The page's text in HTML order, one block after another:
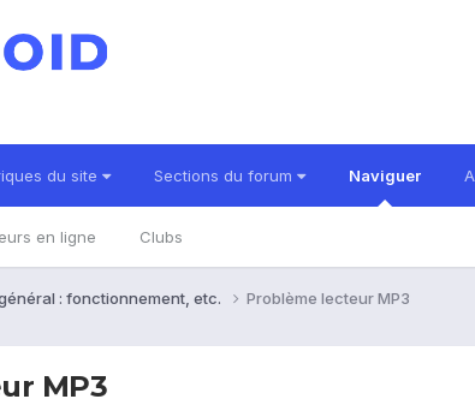
du site Sections du forum Naviguer
en ligne Clubs
: fonctionnement, etc. Problème lecteur MP3
MP3